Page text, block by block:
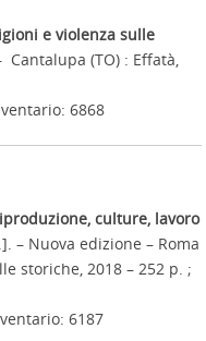
e violenza sulle
Cantalupa (TO) : Effatà,
6868
culture, lavoro
– Nuova edizione – Roma
storiche, 2018 – 252 p. ;
6187